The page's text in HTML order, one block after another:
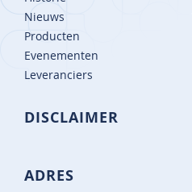
Nieuws
Producten
Evenementen
Leveranciers
DISCLAIMER
ADRES